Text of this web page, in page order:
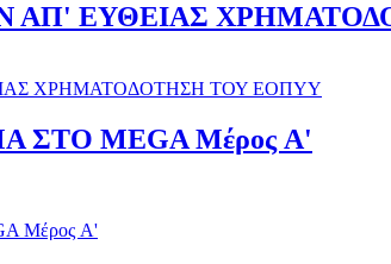
ΑΠ' ΕΥΘΕΙΑΣ
ΧΡΗΜΑΤΟΔΟΤΗΣΗ ΤΟΥ ΕΟΠΥΥ
MEGA Μέρος A'
Μέρος A'